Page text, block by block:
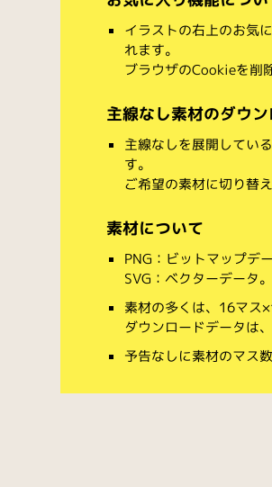
イラストの右上のお気
れます。
ブラウザのCookieを削
主線なし素材のダウ
主線なしを展開してい
す。
ご希望の素材に切り替
素材について
PNG：ビットマップデ
SVG：ベクターデータ
素材の多くは、16マス
ダウンロードデータは
予告なしに素材のマス